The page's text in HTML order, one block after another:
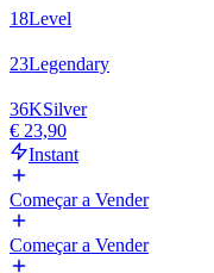
18Level
23Legendary
36KSilver
€ 23,90
Instant
Começar a Vender
Começar a Vender